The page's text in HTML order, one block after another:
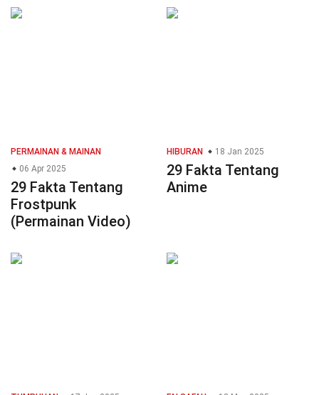
PERMAINAN & MAINAN
06 Apr 2025
29 Fakta Tentang
Frostpunk
(Permainan Video)
HIBURAN 18 Jan 2025
29 Fakta Tentang
Anime